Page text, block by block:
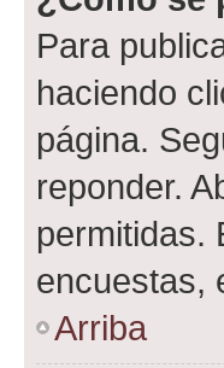
Para
haciendo
página.
reponder.
permitidas.
encuestas,
Arriba